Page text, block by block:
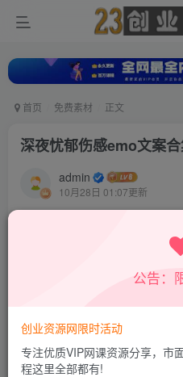
首页 免费素材 正文
深夜忧郁伤感emo文案
admin
10月28日 01:07更新
公告：
创业资源网限时活动
专注优质VIP网课资源分享，市
程这里全部都有!